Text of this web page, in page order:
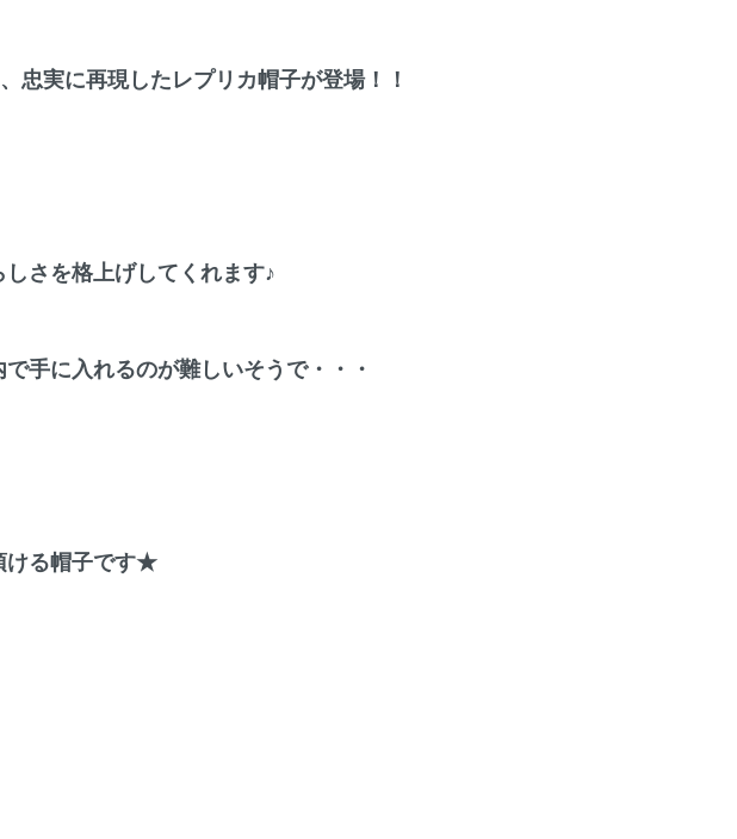
忠実に再現したレプリカ帽子が登場！！
さを格上げしてくれます♪
手に入れるのが難しいそうで・・・
ける帽子です★